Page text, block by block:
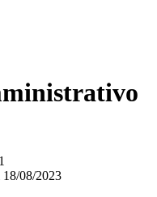
08/2023